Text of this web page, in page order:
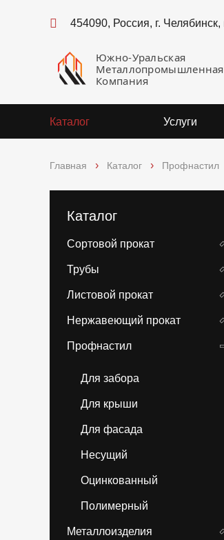
454090, Россия, г.
Южно-Уральская
Металлопромышленная
Компания
Каталог Услуги
Главная Каталог Профнастил
Каталог
Сортовой прокат
Трубы
Листовой прокат
Нержавеющий прокат
Профнастил
Для забора
Для крыши
Для фасада
Несущий
Оцинкованный
Полимерный
Металлоизделия